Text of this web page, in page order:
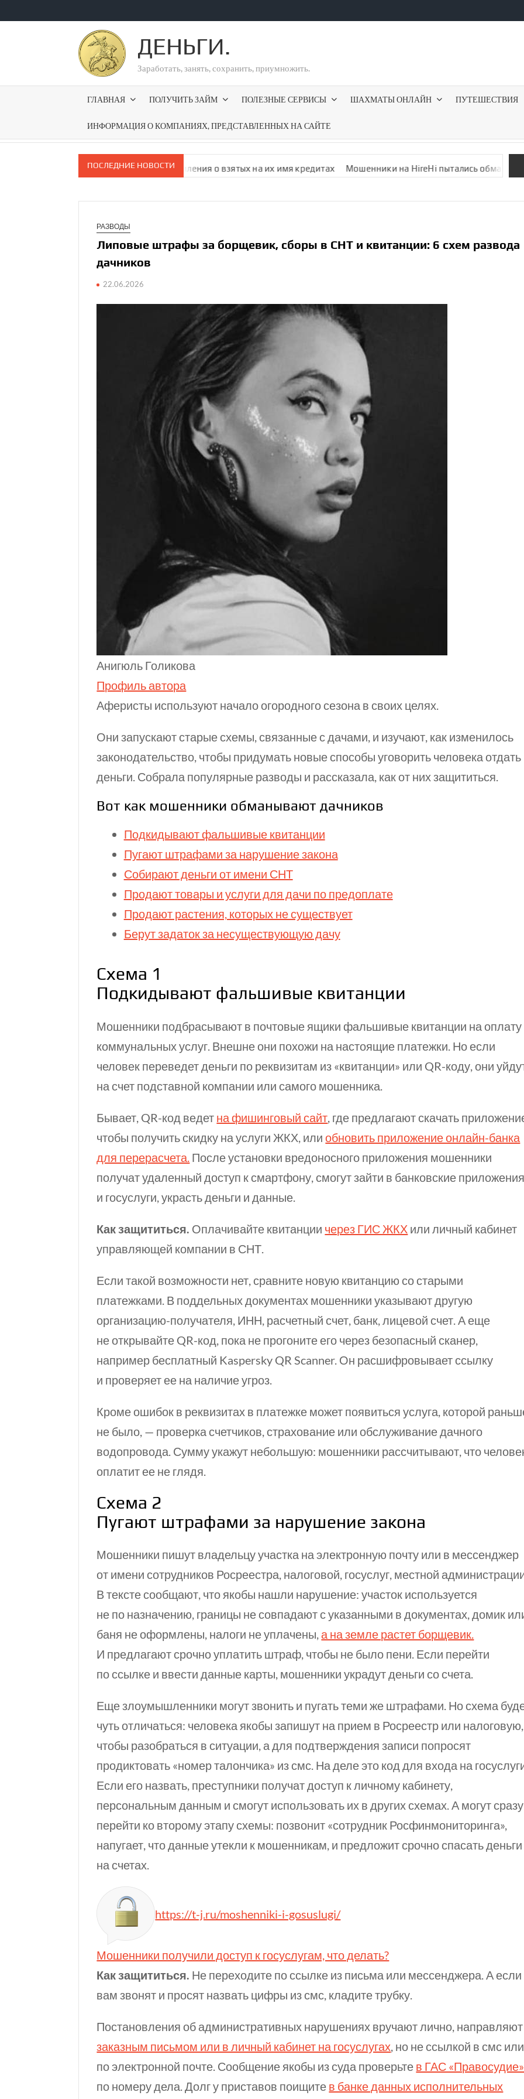
ДЕНЬГИ.
Заработать, занять, сохранить, приумножить.
ГЛАВНАЯ ПОЛУЧИТЬ ЗАЙМ ПОЛЕЗНЫЕ СЕРВИСЫ ШАХМАТЫ ОНЛАЙН ПУТЕШЕСТВИЯ
ИНФОРМАЦИЯ О КОМПАНИЯХ, ПРЕДСТАВЛЕННЫХ НА САЙТЕ
ПОСЛЕДНИЕ НОВОСТИ
получать на госус­луги уведомления о взятых на их имя кредитах Мошенники на HireHi пытались обмануть меня
РАЗВОДЫ
Липовые штрафы за борщевик, сборы в СНТ и квитанции: 6 схем развода
дачников
22.06.2026
Анигюль Голикова
Профиль автора
Аферисты используют начало огородного сезона в своих целях.
Они запускают старые схемы, связанные с дачами, и изучают, как изменилось
законодательство, чтобы придумать новые способы уговорить человека отдать
деньги. Собрала популярные разводы и рассказала, как от них защититься.
Вот как мошенники обманывают дачников
Подкидывают фальшивые квитанции
Пугают штрафами за нарушение закона
Собирают деньги от имени СНТ
Продают товары и услуги для дачи по предоплате
Продают растения, которых не существует
Берут задаток за несуществующую дачу
Схема 1
Подкидывают фальшивые квитанции
Мошенники подбрасывают в почтовые ящики фальшивые квитанции на оплату
коммунальных услуг. Внешне они похожи на настоящие платежки. Но если
человек переведет деньги по реквизитам из «квитанции» или QR-коду, они
на счет подставной компании или самого мошенника.
Бывает, QR-код ведет на фишинговый сайт , где предлагают скачать
чтобы получить скидку на услуги ЖКХ, илиобновить приложение онлайн-банка
для перерасчета. После установки вредоносного приложения мошенники
получат удаленный доступ к смартфону, смогут зайти в банковские
и госуслуги, украсть деньги и данные.
Как защититься. Оплачивайте квитанции через ГИС ЖКХ или личный кабинет
управляющей компании в СНТ.
Если такой возможности нет, сравните новую квитанцию со старыми
платежками. В поддельных документах мошенники указывают другую
организацию-получателя, ИНН, расчетный счет, банк, лицевой счет. А еще
не открывайте QR-код, пока не прогоните его через безопасный сканер,
например бесплатный Kaspersky QR Scanner. Он расшифровывает ссылку
и проверяет ее на наличие угроз.
Кроме ошибок в реквизитах в платежке может появиться услуга, которой
не было, — проверка счетчиков, страхование или обслуживание дачного
водопровода. Сумму укажут небольшую: мошенники рассчитывают, что
оплатит ее не глядя.
Схема 2
Пугают штрафами за нарушение закона
Мошенники пишут владельцу участка на электронную почту или в мессенджер
от имени сотрудников Росреестра, налоговой, госуслуг, местной
В тексте сообщают, что якобы нашли нарушение: участок используется
не по назначению, границы не совпадают с указанными в документах, домик
баня не оформлены, налоги не уплачены,а на земле растет борщевик.
И предлагают срочно уплатить штраф, чтобы не было пени. Если перейти
по ссылке и ввести данные карты, мошенники украдут деньги со счета.
Еще злоумышленники могут звонить и пугатьтеми же штрафами. Но схема
чуть отличаться: человека якобы запишут на прием в Росреестр или налоговую,
чтобы разобраться в ситуации, а для подтверждения записи попросят
продиктовать «номер талончика» из смс. На деле это код для входа на
Если его назвать, преступники получат доступ к личному кабинету,
персональным данным и смогут использовать их в других схемах. А могут сразу
перейти ко второму этапу схемы: позвонит «сотрудник Росфинмониторинга»,
напугает, что данные утекли к мошенникам, и предложит срочно спасать деньги
на счетах.
https://t-j.ru/moshenniki-i-gosuslugi/
Мошенники получили доступ к госуслугам, что делать?
Как защититься. Не переходите по ссылке из письма или мессенджера. А если
вам звонят и просят назвать цифры из смс, кладите трубку.
Постановления об административных нарушениях вручают лично, направляют
заказным письмом или в личный кабинет на госуслугах, но не ссылкой в смс или
по электронной почте. Сообщение якобы из суда проверьте в ГАС «Правосудие»
по номеру дела. Долг у приставов поищите в банке данных исполнительных